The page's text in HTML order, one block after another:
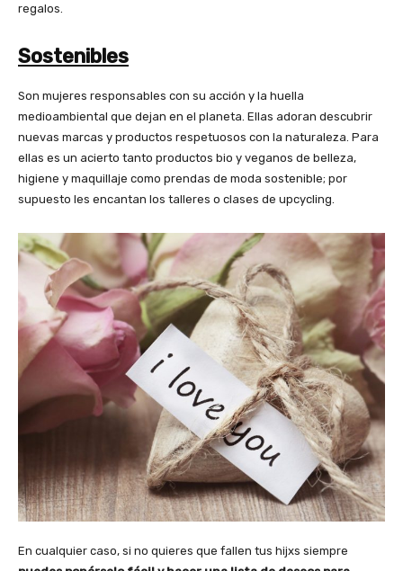
regalos.
Sostenibles
Son mujeres responsables con su acción y la huella
medioambiental que dejan en el planeta. Ellas adoran descubrir
nuevas marcas y productos respetuosos con la naturaleza. Para
ellas es un acierto tanto productos bio y veganos de belleza,
higiene y maquillaje como prendas de moda sostenible; por
supuesto les encantan los talleres o clases de upcycling.
En cualquier caso, si no quieres que fallen tus hijxs siempre